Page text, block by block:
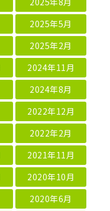
2025年5月
2025年2月
2024年11月
2024年8月
2022年12月
2022年2月
2021年11月
2020年10月
2020年6月